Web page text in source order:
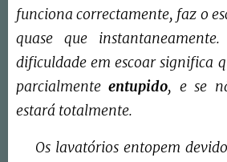
funciona correctamente, faz o
quase que
dificuldade em escoar significa
parcialmenteentupido, e se
estará totalmente.
Os lavatórios entopem